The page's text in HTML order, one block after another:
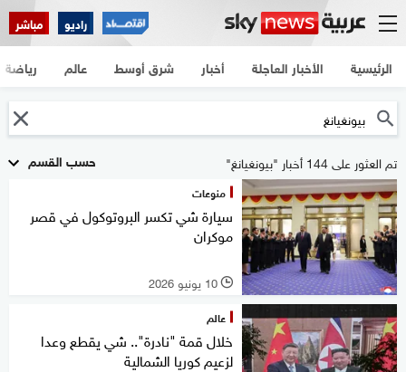
راديو مباشر
الرئيسية الأخبار العاجلة أخبار شرق أوسط عالم رياضة
حسب القسم تم العثور على 144 أخبار "بيونغيانغ"
منوعات
سيارة شي تكسر البروتوكول في قصر
موكران
l 10 يونيو 2026
عالم
خلال قمة "نادرة".. شي يقطع وعدا
لزعيم كوريا الشمالية